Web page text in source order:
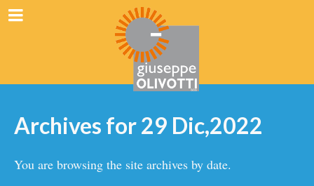
Archives for 29 Dic,2022
You are browsing the site archives by date.